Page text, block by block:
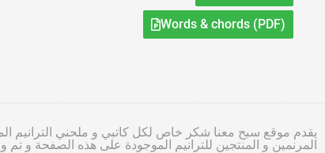
Words & chords (PDF)
يقدم موقع سبح معنا شكر خاص لكل كاتبي و ملحني الترانيم
المرنمين و المنتجين للترانيم الموجودة على هذه الصفحة و